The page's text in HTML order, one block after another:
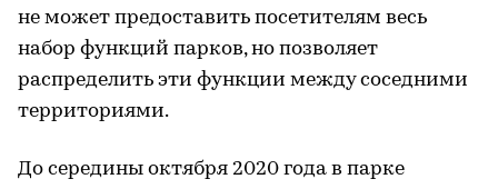
не может предоставить посетителям весь
набор функций парков, но позволяет
распределить эти функции между соседними
территориями.
До середины октября 2020 года в парке